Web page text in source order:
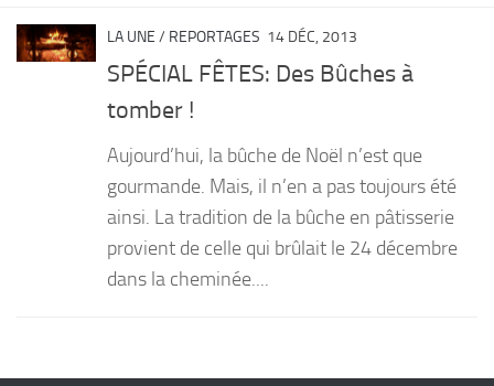
PORTRAITS
Entrées
Desserts
LA UNE / REPORTAGES 14 DÉC, 2013
SPÉCIAL FÊTES: Des Bûches à
tomber !
Aujourd’hui, la bûche de Noël n’est que
gourmande. Mais, il n’en a pas toujours été
ainsi. La tradition de la bûche en pâtisserie
provient de celle qui brûlait le 24 décembre
dans la cheminée....